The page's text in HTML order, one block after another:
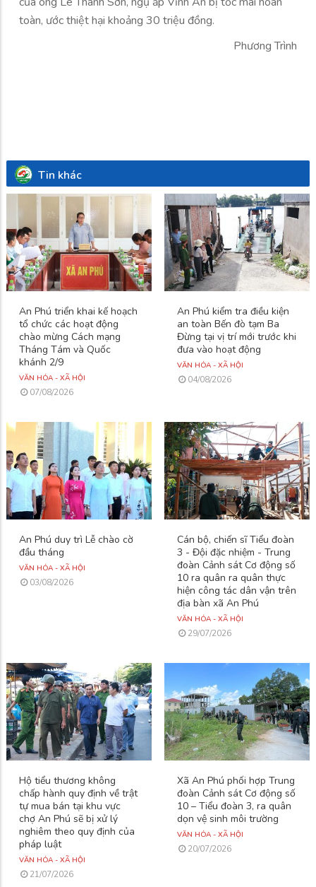
toàn, ước thiệt hại khoảng 30 triệu đồng.
Phương Trình
Tin khác
An Phú triển khai kế hoạch
tổ chức các hoạt động
chào mừng Cách mạng
Tháng Tám và Quốc
khánh 2/9
VĂN HÓA - XÃ HỘI
07/08/2026
An Phú kiểm tra điều kiện
an toàn Bến đò tạm Ba
Đừng tại vị trí mới trước khi
đưa vào hoạt động
VĂN HÓA - XÃ HỘI
04/08/2026
An Phú duy trì Lễ chào cờ
đầu tháng
VĂN HÓA - XÃ HỘI
03/08/2026
Cán bộ, chiến sĩ Tiểu đoàn
3 - Đội đặc nhiệm - Trung
đoàn Cảnh sát Cơ động số
10 ra quân ra quân thực
hiện công tác dân vận trên
địa bàn xã An Phú
VĂN HÓA - XÃ HỘI
29/07/2026
Hộ tiểu thương không
chấp hành quy định về trật
tự mua bán tại khu vực
chợ An Phú sẽ bị xử lý
nghiêm theo quy định của
pháp luật
VĂN HÓA - XÃ HỘI
21/07/2026
Xã An Phú phối hợp Trung
đoàn Cảnh sát Cơ động số
10 – Tiểu đoàn 3, ra quân
dọn vệ sinh môi trường
VĂN HÓA - XÃ HỘI
20/07/2026